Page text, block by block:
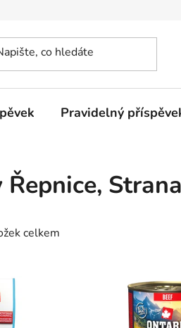
Pravidelný
Řepnice,
celkem